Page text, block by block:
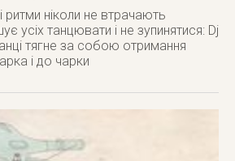
ритми ніколи не втрачають
усіх танцювати і не зупинятися: Dj
тягне за собою отримання
і до чарки